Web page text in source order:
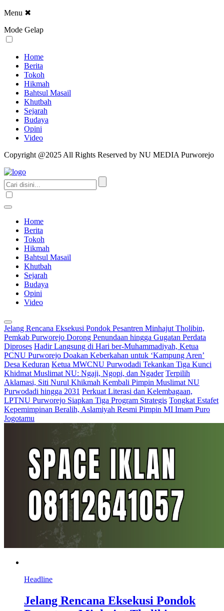
Menu ✖
Mode Gelap
Home
Berita
Tokoh
Hikmah
Bahtsul Masail
Khutbah
Sejarah
Budaya
Opini
Video
Copyright @2025 All Rights Reserved by NU MEDIA Purworejo
Home
Berita
Tokoh
Hikmah
Bahtsul Masail
Khutbah
Sejarah
Budaya
Opini
Video
Jelang Rencana Eksekusi Pondok Pesantren Minhajut Tholibin,
Pemkab Purworejo Dorong Penundaan hingga Gugatan Perdata
Diproses Hadir Langsung di Hari ber-Muhammadiyah, Ketua
PCNU Purworejo Doakan Keberkahan untuk ‘Kampung Aren’
Desa Keduran Ketua MWCNU Purwodadi Tekankan Tiga Kunci
Khidmat Muslimat NU: Ngaji, Ngopi, dan Ngader Terpilih
Aklamasi, Siti Nurul Khikmah Kembali Pimpin Muslimat NU
Purwodadi hingga 2031 Perkuat Literasi dan Kelembagaan,
LPTNU Purworejo Siapkan Tiga Program Strategis Tongkat Estafet
Kepemimpinan Beralih, Aslamiyah Resmi Pimpin MI Imam Puro
Jogotamu
Headline
Jelang Rencana Eksekusi Pondok